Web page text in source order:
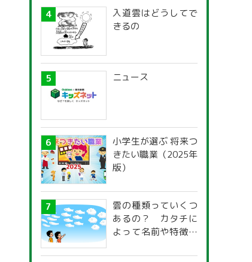
入道雲はどうしてで
きるの
ニュース
小学生が選ぶ 将来つ
きたい職業（2025年
版）
雲の種類っていくつ
あるの？ カタチに
よって名前や特徴が